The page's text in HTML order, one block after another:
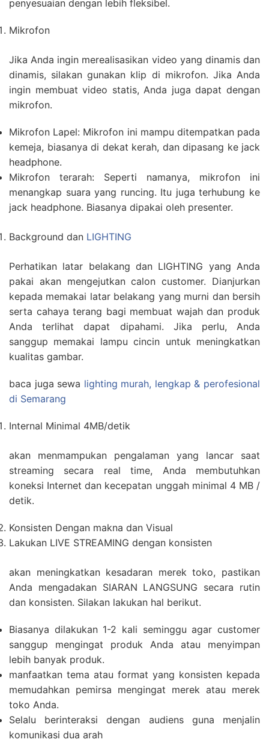
penyesuaian dengan lebih fleksibel.
Mikrofon
Jika Anda ingin merealisasikan video yang dinamis dan
dinamis, silakan gunakan klip di mikrofon. Jika Anda
ingin membuat video statis, Anda juga dapat dengan
mikrofon.
Mikrofon Lapel: Mikrofon ini mampu ditempatkan pada
kemeja, biasanya di dekat kerah, dan dipasang ke jack
headphone.
Mikrofon terarah: Seperti namanya, mikrofon ini
menangkap suara yang runcing. Itu juga terhubung ke
jack headphone. Biasanya dipakai oleh presenter.
Background dan LIGHTING
Perhatikan latar belakang dan LIGHTING yang Anda
pakai akan mengejutkan calon customer. Dianjurkan
kepada memakai latar belakang yang murni dan bersih
serta cahaya terang bagi membuat wajah dan produk
Anda terlihat dapat dipahami. Jika perlu, Anda
sanggup memakai lampu cincin untuk meningkatkan
kualitas gambar.
baca juga sewa lighting murah, lengkap & perofesional
di Semarang
Internal Minimal 4MB/detik
akan menmampukan pengalaman yang lancar saat
streaming secara real time, Anda membutuhkan
koneksi Internet dan kecepatan unggah minimal 4 MB /
detik.
Konsisten Dengan makna dan Visual
Lakukan LIVE STREAMING dengan konsisten
akan meningkatkan kesadaran merek toko, pastikan
Anda mengadakan SIARAN LANGSUNG secara rutin
dan konsisten. Silakan lakukan hal berikut.
Biasanya dilakukan 1-2 kali seminggu agar customer
sanggup mengingat produk Anda atau menyimpan
lebih banyak produk.
manfaatkan tema atau format yang konsisten kepada
memudahkan pemirsa mengingat merek atau merek
toko Anda.
Selalu berinteraksi dengan audiens guna menjalin
komunikasi dua arah